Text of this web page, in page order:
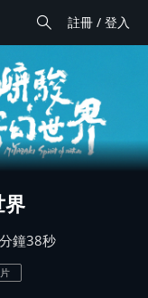
註冊 / 登入
界
鐘38秒